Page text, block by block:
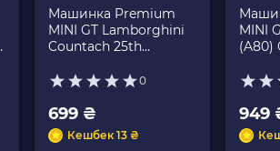
Машинка Premium
MINI GT Lamborghini
Countach 25th
MGT01192 Red0
699 ₴
Кешбек 13 ₴
MINI
(A80)
Purple
949